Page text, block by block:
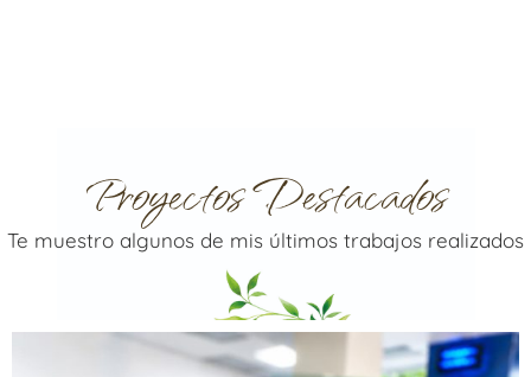
Proyectos Destacados
Te muestro algunos de mis últimos trabajos realizados